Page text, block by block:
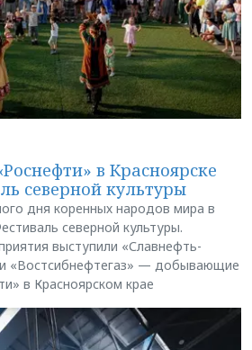
в Красноярске
северной культуры
дня коренных народов мира в
северной культуры.
выступили «Славнефть-
и «Востсибнефтегаз» — добывающие
в Красноярском крае